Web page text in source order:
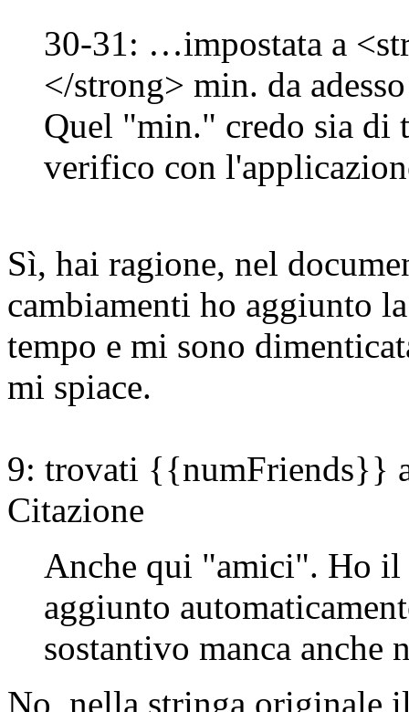
30-31: …impostata a
</strong> min. da adesso
Quel "min." credo sia di
verifico con
Sì, hai ragione, nel
cambiamenti ho aggiunto
tempo e mi sono
mi spiace.
9: trovati {{numFriends}}
Citazione
Anche qui "amici". Ho il
aggiunto
sostantivo manca anche
No, nella stringa originale